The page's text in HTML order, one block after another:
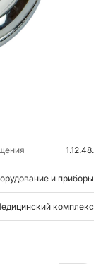
1.12.48.
и приборы
комплекс